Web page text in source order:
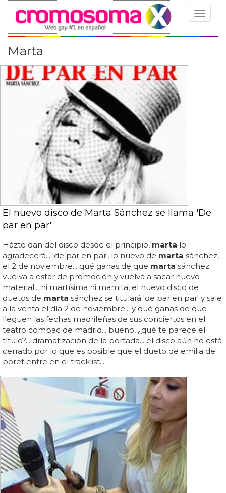
Toggle
Marta
El nuevo disco de Marta Sánchez se llama 'De
par en par'
Házte dan del disco desde el principio, marta lo
agradecerá... 'de par en par', lo nuevo de marta sánchez,
el 2 de noviembre... qué ganas de que marta sánchez
vuelva a estar de promoción y vuelva a sacar nuevo
material... ni martísima ni mamita, el nuevo disco de
duetos de marta sánchez se titulará 'de par en par' y sale
a la venta el día 2 de noviembre... y qué ganas de que
lleguen las fechas madrileñas de sus conciertos en el
teatro compac de madrid... bueno, ¿qué te parece el
título?... dramatización de la portada... el disco aún no está
cerrado por lo que es posible que el dueto de emilia de
poret entre en el tracklist...